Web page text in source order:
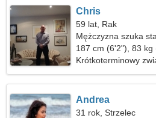
Chris
59 lat, Rak
Mężczyzna szuka
187 cm (6'2"), 83 kg
Krótkoterminowy
Andrea
31 rok, Strzelec